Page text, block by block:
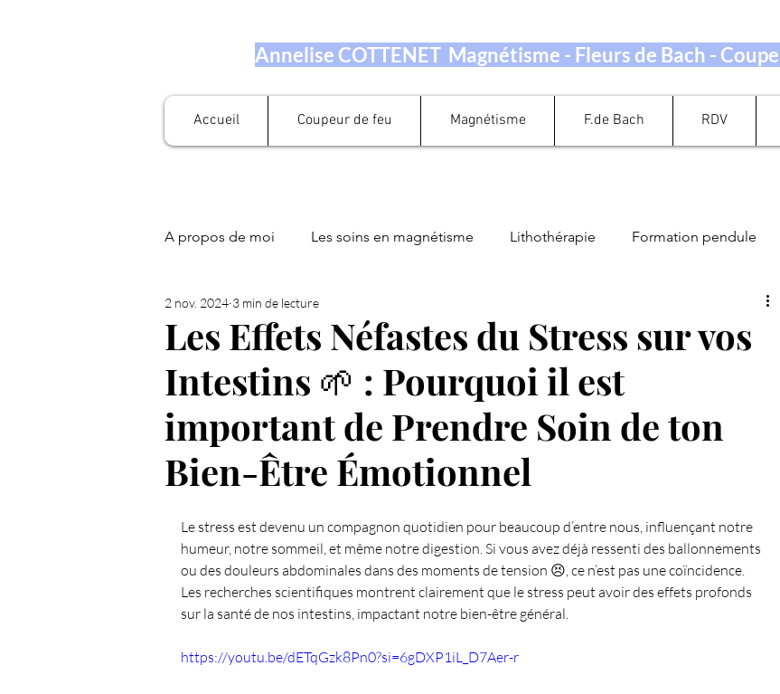
Annelise COTTENET Magnétisme - Fleurs de Bach -
Accueil Coupeur de feu Magnétisme F.de Bach RDV
A propos de moi Les soins en magnétisme Lithothérapie Formation pendule
Prestation en numérologie
Fleurs de Bach Soin Libération Energétique Quand prendre rendez-vous ?
Spiritualié Les Chakras Ma chaine Youtube
Anges et Archanges Défi 50 jours pour se connaître Energie du mois
L'intuition Coupeur de feu
Les Effets Néfastes du Stress sur vos
Intestins 🌱 : Pourquoi il est
important de Prendre Soin de ton
Bien-Être Émotionnel
2 nov. 2024 3 min de lecture
Le stress est devenu un compagnon quotidien pour beaucoup d’entre nous, influençant notre
humeur, notre sommeil, et même notre digestion. Si vous avez déjà ressenti des ballonnements
ou des douleurs abdominales dans des moments de tension 😣, ce n’est pas une coïncidence.
Les recherches scientifiques montrent clairement que le stress peut avoir des effets profonds
sur la santé de nos intestins, impactant notre bien-être général.
https://youtu.be/dETqGzk8Pn0?si=6gDXP1iL_D7Aer-r